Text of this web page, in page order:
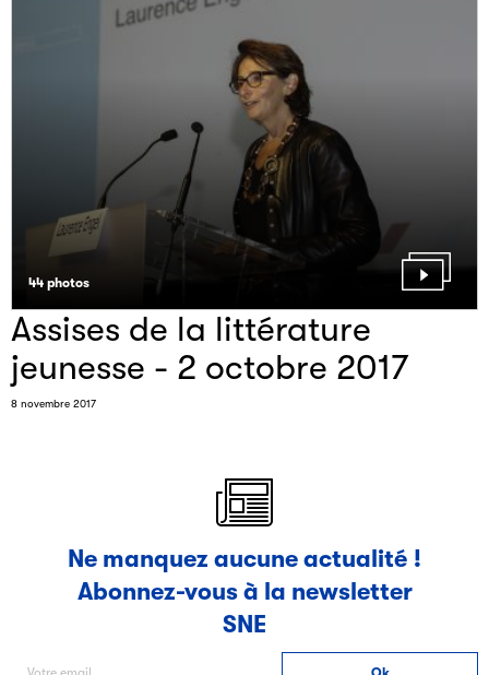
44 photos
Assises de la littérature
jeunesse - 2 octobre 2017
8 novembre 2017
Ne manquez aucune actualité !
Abonnez-vous à la newsletter
SNE